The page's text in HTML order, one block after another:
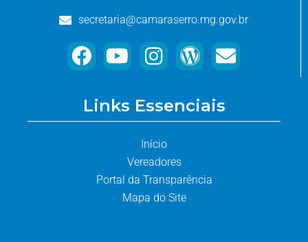
secretaria@camaraserro.mg.gov.br
Links Essenciais
Início
Vereadores
Portal da Transparência
Mapa do Site